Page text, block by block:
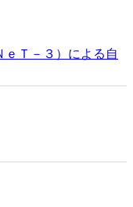
ｅＴ－３）による自